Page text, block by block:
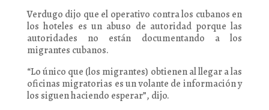
Verdugo dijo que el operativo contra los cubanos en
los hoteles es un abuso de autoridad porque las
autoridades no están documentando a los
migrantes cubanos.
“Lo único que (los migrantes) obtienen al llegar a las
oficinas migratorias es un volante de información y
los siguen haciendo esperar”, dijo.